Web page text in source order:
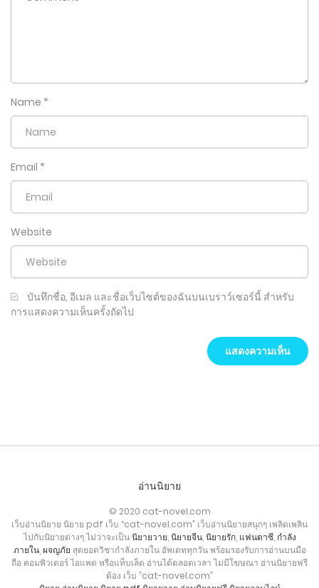
Name *
Email *
Website
บันทึกชื่อ, อีเมล และชื่อเว็บไซต์ของฉันบนเบราว์เซอร์นี้ สำหรับ
การแสดงความเห็นครั้งถัดไป
อ่านนิยาย
© 2020 cat-novel.com
เว็บอ่านนิยาย นิยาย pdf เว็บ “cat-novel.com” เว็บอ่านนิยายสนุกๆ เพลิดเพลิน
ไปกับนิยายต่างๆ ไม่ว่าจะเป็นนิยายวาย นิยายจีน, นิยายรัก, แฟนตาซี, กำลัง
ภายใน, ผจญภัย สุดยอดวิชากำลังภายใน อัพเดททุกวัน พร้อมรองรับการอ่านบนมือ
ถือ คอมพิวเตอร์ ไอแพด หรือแท็บเล็ต อ่านได้ตลอดเวลา ไม่มีโฆษณา อ่านนิยายฟรี
ต้อง เว็บ ”cat-novel.com”